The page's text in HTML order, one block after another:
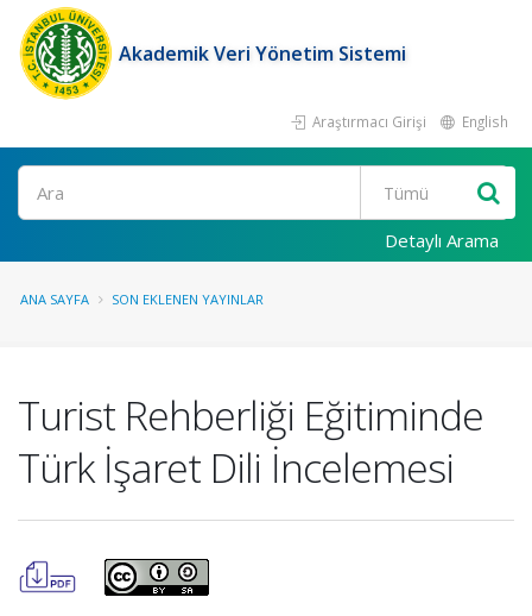
Akademik Veri Yönetim Sistemi
Araştırmacı Girişi English
Ara
Detaylı Arama
ANA SAYFA SON EKLENEN YAYINLAR
Turist Rehberliği Eğitiminde
Türk İşaret Dili İncelemesi